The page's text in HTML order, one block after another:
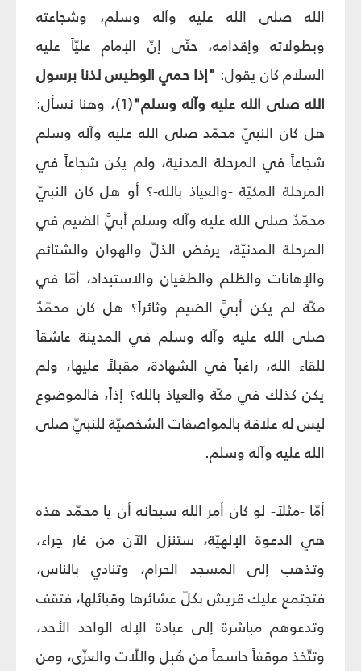
الله صلى الله عليه وآله وسلم، وشجاعته
وبطولاته وإقدامه، حتّى إنّ الإمام عليّاً عليه
السلام كان يقول: "إذا حمي الوطيس لذنا برسول
الله صلى الله عليه وآله وسلم"
(1)، وهنا نسأل:
هل كان النبيّ محمّد صلى الله عليه وآله وسلم
شجاعاً في المرحلة المدنية، ولم يكن شجاعاً في
المرحلة المكيّة -والعياذ بالله-؟ أو هل كان النبيّ
محمّدٌ صلى الله عليه وآله وسلم أبيَّ الضيم في
المرحلة المدنيّة، يرفض الذلّ والهوان والشتائم
والإهانات والظلم والطغيان والاستبداد، أمّا في
مكّة لم يكن أبيَّ الضيم وثائراً؟ هل كان محمّدٌ
صلى الله عليه وآله وسلم في المدينة عاشقاً
للقاء الله، راغباً في الشهادة، مقبلاً عليها، ولم
يكن كذلك في مكّة والعياذ بالله؟ إذاً، فالموضوع
ليس له علاقة بالمواصفات الشخصيّة للنبيّ صلى
الله عليه وآله وسلم.
أمّا -مثلاً- لو كان أمر الله سبحانه أن يا محمّد هذه
هي الدعوة الإلهيّة، ستنزل الآن من غار حِراء،
وتذهب إلى المسجد الحرام، وتنادي بالناس،
فتجتمع عليك قريش بكلّ عشائرها وقبائلها، فتقف
وتدعوهم مباشرة إلى عبادة الإله الواحد الأحد،
وتتّخذ موقفاً حاسماً من هُبل واللّات والعزّى، ومن